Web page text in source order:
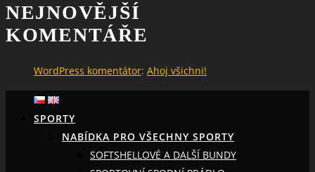
NEJNOVĚJŠÍ
KOMENTÁŘE
WordPress komentátor: Ahoj všichni!
SPORTY
NABÍDKA PRO VŠECHNY SPORTY
SOFTSHELLOVÉ A DALŠÍ BUNDY